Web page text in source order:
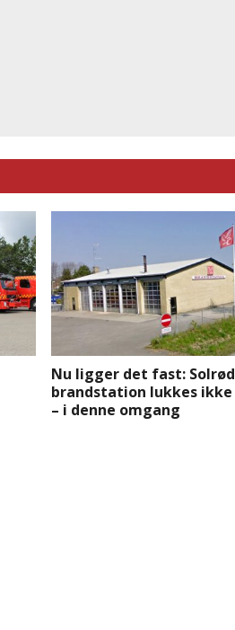
Nu ligger det fast: Solrød
brandstation lukkes ikke
– i denne omgang